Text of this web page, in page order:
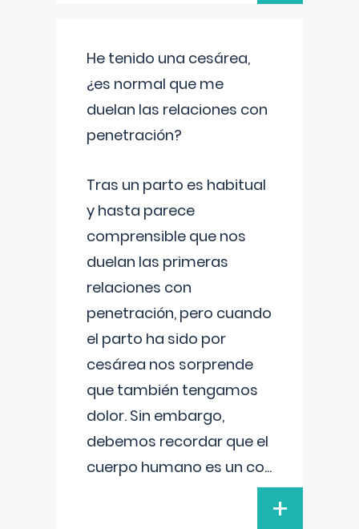
He tenido una cesárea,
¿es normal que me
duelan las relaciones con
penetración?
Tras un parto es habitual
y hasta parece
comprensible que nos
duelan las primeras
relaciones con
penetración, pero cuando
el parto ha sido por
cesárea nos sorprende
que también tengamos
dolor. Sin embargo,
debemos recordar que el
cuerpo humano es un co...
+